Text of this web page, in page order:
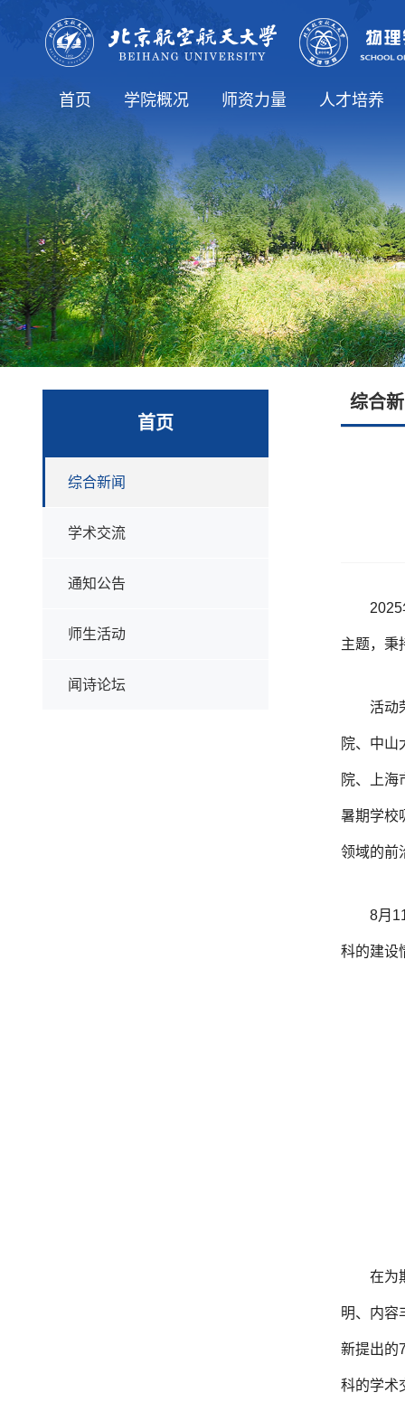
首页 学院概况
学院简介
院长致辞
历史沿革
学院领导
学院机构
师资力量
师资队伍
博士生导师
教师列表
党政办公室
学生工作办公室
人才培养
首页
综合新闻
学术交流
通知公告
师生活动
闻诗论坛
综合
主题，秉
活动
院、中山
院、上海
暑期学校
领域的前
8月
科的建设
在为
明、内容
新提出的
科的学术